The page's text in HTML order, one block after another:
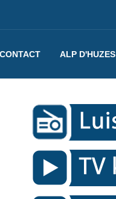
CONTACT ALP D'HUZES